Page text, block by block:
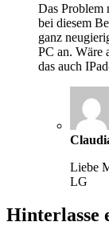
Das Problem
bei diesem
ganz
PC an. Wäre
das auch
Liebe
LG
Hinterlasse